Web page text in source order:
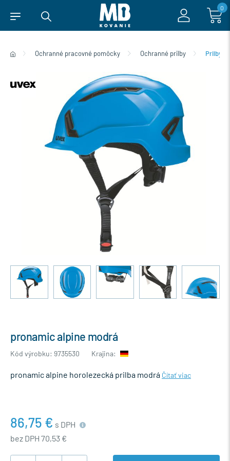
0
Ochranné pracovné pomôcky Ochranné prilby Prilby
pronamic alpine modrá
Kód výrobku: 9735530 Krajina:
pronamic alpine horolezecká prilba modrá Čítať viac
86,75 € s DPH
bez DPH 70,53 €